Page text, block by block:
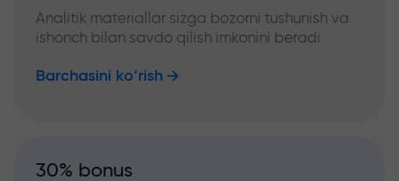
Analitik materiallar sizga bozorni tushunish va
ishonch bilan savdo qilish imkonini beradi
Barchasini ko‘rish
30% bonus